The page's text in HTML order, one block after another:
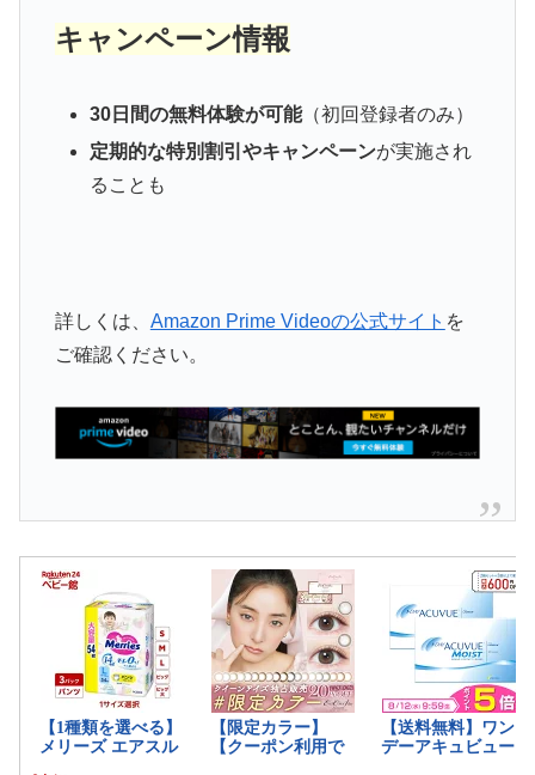
キャンペーン情報
30日間の無料体験が可能（初回登録者のみ）
定期的な特別割引やキャンペーンが実施され
ることも
詳しくは、 Amazon Prime Videoの公式サイト を
ご確認ください。